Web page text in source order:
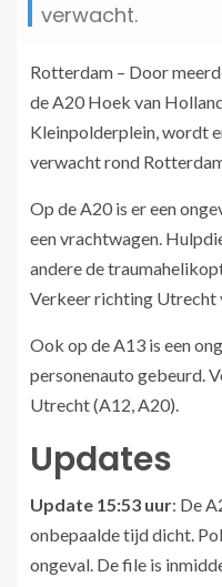
verwacht.
Rotterdam – Door
de A20 Hoek van
Kleinpolderplein, wordt
verwacht rond
Op de A20 is er een
een vrachtwagen.
andere de
Verkeer richting Utrecht
Ook op de A13 is een
personenauto gebeurd.
Utrecht (A12, A20).
Updates
Update 15:53 uur: De
onbepaalde tijd dicht.
ongeval. De file is